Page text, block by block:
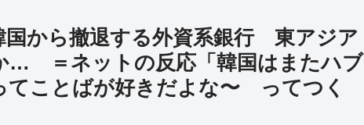
から撤退する外資系銀行 東アジア
… ＝ネットの反応「韓国はまたハブ
ことばが好きだよな〜 ってつく